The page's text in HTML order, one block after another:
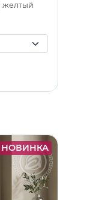
желтый
НОВИНКА